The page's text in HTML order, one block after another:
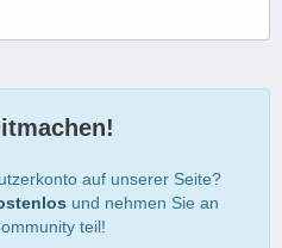
auf unserer Seite?
und nehmen Sie an
teil!